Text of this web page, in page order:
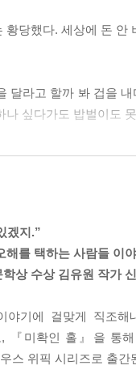
황당했다. 세상에 돈
달라고 할까 봐 겁을
나 싶다가도 밥벌이도
하고 빠르게 면을 써
. 선희는 그게 자식들
치 않았다. 그 말을 들
인지 알았을 것이다.
터 냈잖아.
황당했다. 돈을 주고,
겠지.”
해를 택하는 사람들 이
학상 수상 김유원 작가
야기에 걸맞게 직조
, 『미확인 홀』을 통
스 위픽 시리즈로 출간